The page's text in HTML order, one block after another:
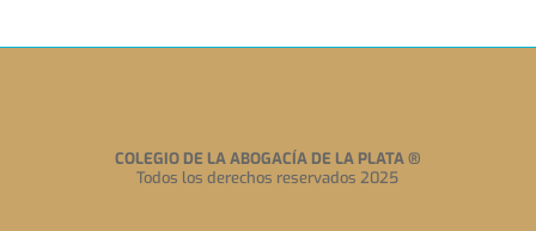
COLEGIO DE LA ABOGACÍA DE LA PLATA®
Todos los derechos reservados 2025